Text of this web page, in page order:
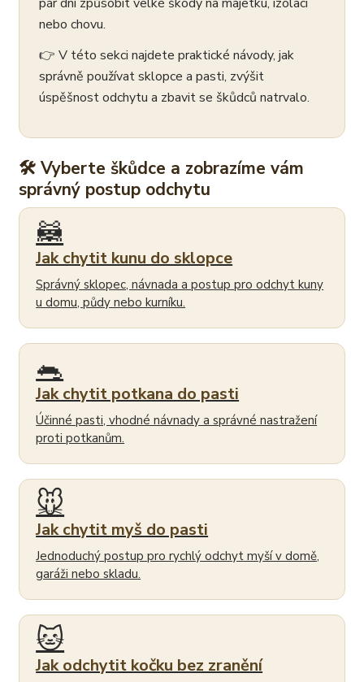
nebo chovu.
👉 V této sekci najdete praktické návody, jak
správně používat sklopce a pasti, zvýšit
úspěšnost odchytu a zbavit se škůdců natrvalo.
🛠 Vyberte škůdce a zobrazíme vám
správný postup odchytu
🦝
Jak chytit kunu do sklopce
Správný sklopec, návnada a postup pro odchyt kuny
u domu, půdy nebo kurníku.
🐀
Jak chytit potkana do pasti
Účinné pasti, vhodné návnady a správné nastražení
proti potkanům.
🐭
Jak chytit myš do pasti
Jednoduchý postup pro rychlý odchyt myší v domě,
garáži nebo skladu.
🐱
Jak odchytit kočku bez zranění